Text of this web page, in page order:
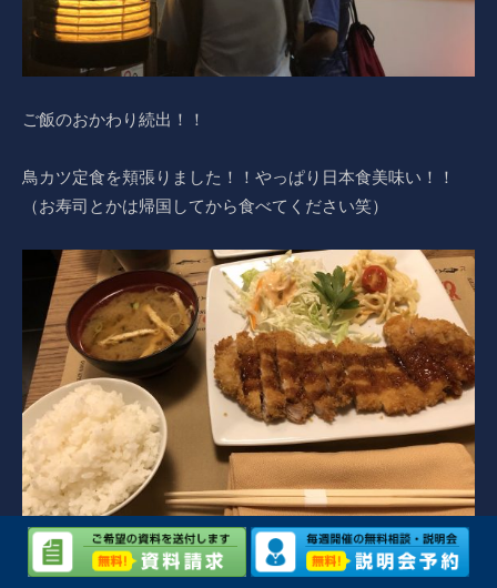
ご飯のおかわり続出！！
鳥カツ定食を頬張りました！！やっぱり日本食美味い！！
（お寿司とかは帰国してから食べてください笑）